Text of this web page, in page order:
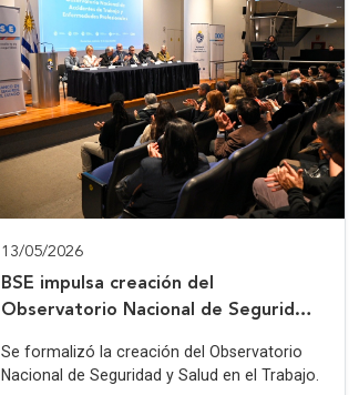
13/05/2026
BSE impulsa creación del
Observatorio Nacional de Seguridad
Se formalizó la creación del Observatorio
Nacional de Seguridad y Salud en el Trabajo.